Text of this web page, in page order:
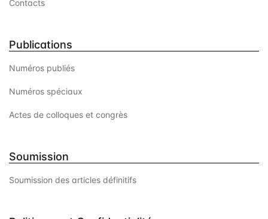
Contacts
Publications
Numéros publiés
Numéros spéciaux
Actes de colloques et congrès
Soumission
Soumission des articles définitifs